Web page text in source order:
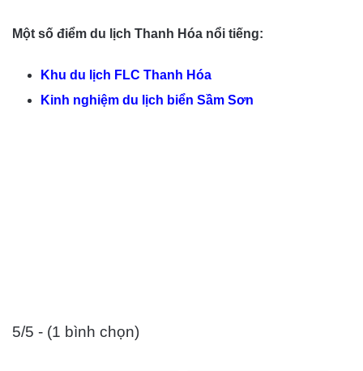
Một số điểm du lịch Thanh Hóa nổi tiếng:
Khu du lịch FLC Thanh Hóa
Kinh nghiệm du lịch biển Sầm Sơn
5/5 - (1 bình chọn)